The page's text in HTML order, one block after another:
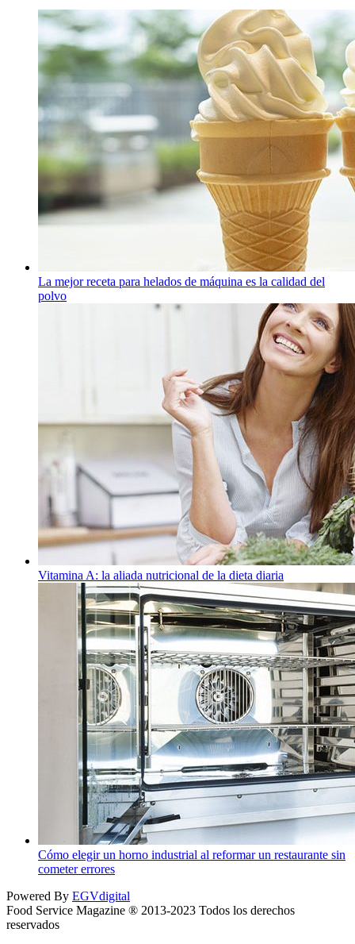
La mejor receta para helados de máquina es la calidad del
polvo
Vitamina A: la aliada nutricional de la dieta diaria
Cómo elegir un horno industrial al reformar un restaurante sin
cometer errores
Powered By EGVdigital
Food Service Magazine ® 2013-2023 Todos los derechos
reservados